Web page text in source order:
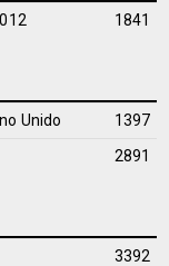
1841
Unido
1397
2891
3392